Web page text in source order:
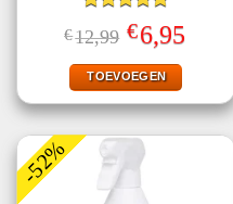
Gewaardeerd
5.00uit 5
€12,99 Oorspronkelijke
prijs
was:
€12,99.
€6,95prijs
TOEVOEGEN
-52%